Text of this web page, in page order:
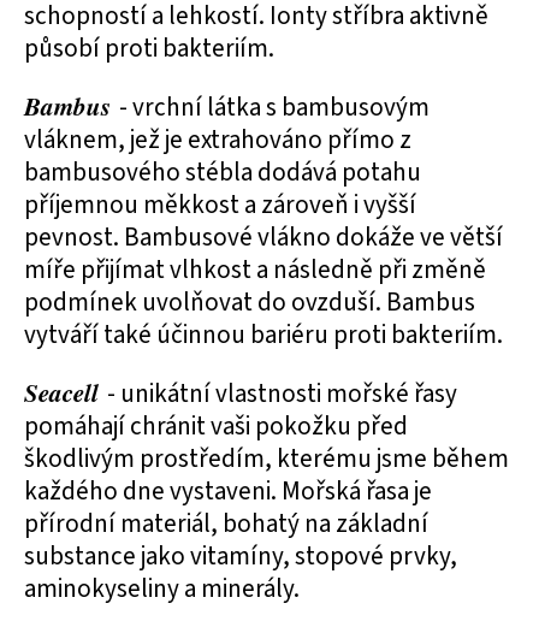
schopností a lehkostí. Ionty stříbra aktivně
působí proti bakteriím.
Bambus - vrchní látka s bambusovým
vláknem, jež je extrahováno přímo z
bambusového stébla dodává potahu
příjemnou měkkost a zároveň i vyšší
pevnost. Bambusové vlákno dokáže ve větší
míře přijímat vlhkost a následně při změně
podmínek uvolňovat do ovzduší. Bambus
vytváří také účinnou bariéru proti bakteriím.
Seacell - unikátní vlastnosti mořské řasy
pomáhají chránit vaši pokožku před
škodlivým prostředím, kterému jsme během
každého dne vystaveni. Mořská řasa je
přírodní materiál, bohatý na základní
substance jako vitamíny, stopové prvky,
aminokyseliny a minerály.